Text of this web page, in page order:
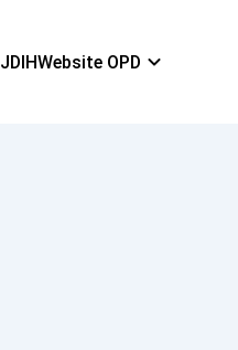
JDIHWebsite OPD